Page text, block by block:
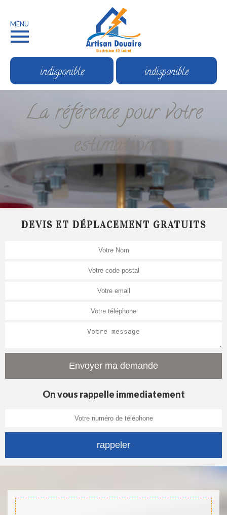
MENU
indisponible indisponible
La référence pour votre
estimation
DEVIS ET DÉPLACEMENT GRATUITS
On vous rappelle immediatement